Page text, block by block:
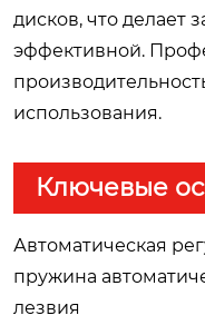
дисков, что делает
эффективной.
использования.
Ключевые
Автоматическая
пружина
лезвия